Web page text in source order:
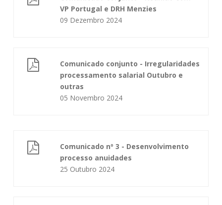
VP Portugal e DRH Menzies
09 Dezembro 2024
Comunicado conjunto - Irregularidades
processamento salarial Outubro e
outras
05 Novembro 2024
Comunicado nº 3 - Desenvolvimento
processo anuidades
25 Outubro 2024